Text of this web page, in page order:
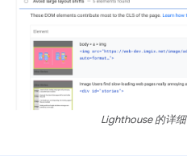
Lighthouse 的详细